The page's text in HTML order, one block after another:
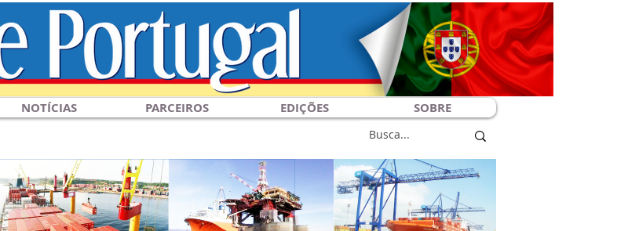
NOTÍCIAS PARCEIROS EDIÇÕES SOBRE